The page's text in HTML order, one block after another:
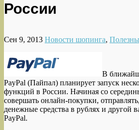
России
Сен 9, 2013 Новости шопинга,
В
PayPal (Пайпал) планирует запуск
функций в России. Начиная со
совершать онлайн-покупки,
денежные средства в рублях и другой
PayPal.